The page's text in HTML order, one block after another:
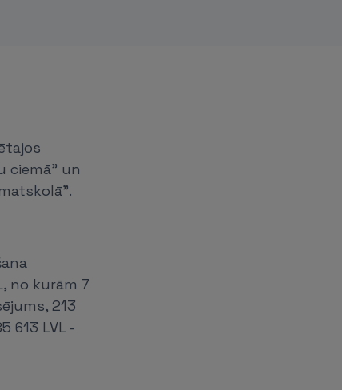
ciemā" un
no kurām 7
213
613 LVL -